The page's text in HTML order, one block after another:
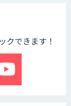
クできます！